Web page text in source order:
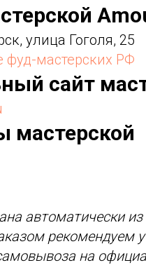
улица Гоголя, 25
фуд-мастерских РФ
сайт
мастерской
автоматически
рекомендуем
на